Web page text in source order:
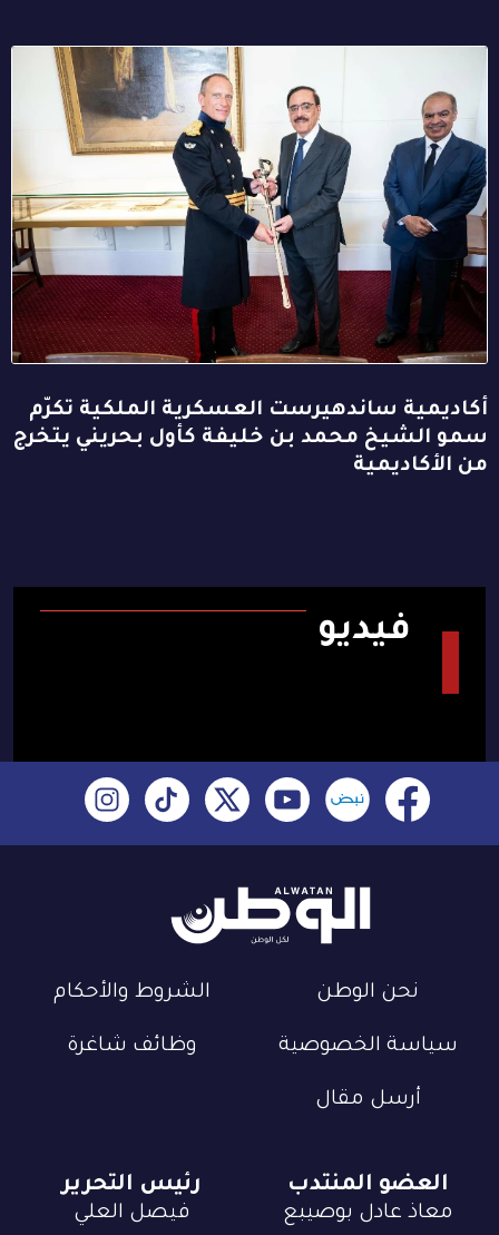
أكاديمية ساندهيرست العسكرية الملكية تكرّم
سمو الشيخ محمد بن خليفة كأول بحريني يتخرج
من الأكاديمية
فيديو
نحن الوطن الشروط والأحكام
سياسة الخصوصية وظائف شاغرة
أرسل مقال
العضو المنتدب
معاذ عادل بوصيبع
رئيس التحرير
فيصل العلي